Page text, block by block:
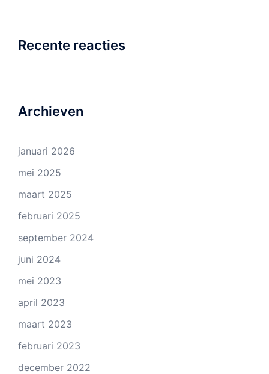
Recente reacties
Archieven
januari 2026
mei 2025
maart 2025
februari 2025
september 2024
juni 2024
mei 2023
april 2023
maart 2023
februari 2023
december 2022